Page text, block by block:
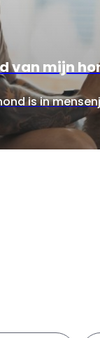
van mijn
is in